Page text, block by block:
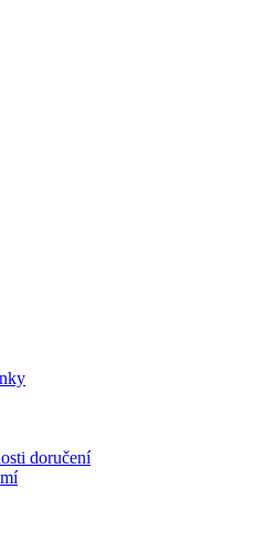
doručení